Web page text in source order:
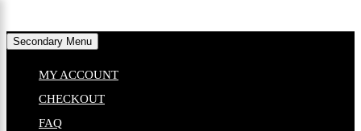
Skip
content
Secondary Menu
MY ACCOUNT
CHECKOUT
FAQ